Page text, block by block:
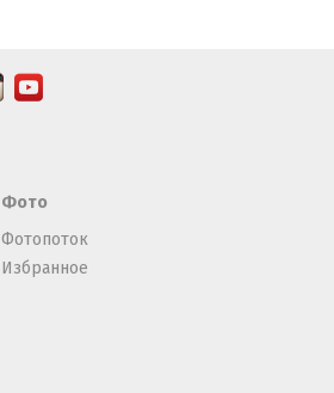
Фото
Фотопоток
Избранное